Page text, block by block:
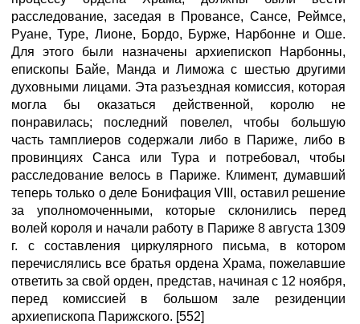
расследование, заседая в Провансе, Сансе, Реймсе,
Руане, Type, Лионе, Бордо, Бурже, Нарбонне и Оше.
Для этого были назначены архиепископ Нарбонны,
епископы Байе, Манда и Лиможа с шестью другими
духовными лицами. Эта разъездная комиссия, которая
могла бы оказаться действенной, королю не
понравилась; последний повелел, чтобы большую
часть тамплиеров содержали либо в Париже, либо в
провинциях Санса или Тура и потребовал, чтобы
расследование велось в Париже. Климент, думавший
теперь только о деле Бонифация VIII, оставил решение
за уполномоченными, которые склонились перед
волей короля и начали работу в Париже 8 августа 1309
г. с составления циркулярного письма, в котором
перечислялись все братья ордена Храма, пожелавшие
ответить за свой орден, представ, начиная с 12 ноября,
перед комиссией в большом зале резиденции
архиепископа Парижского. [552]